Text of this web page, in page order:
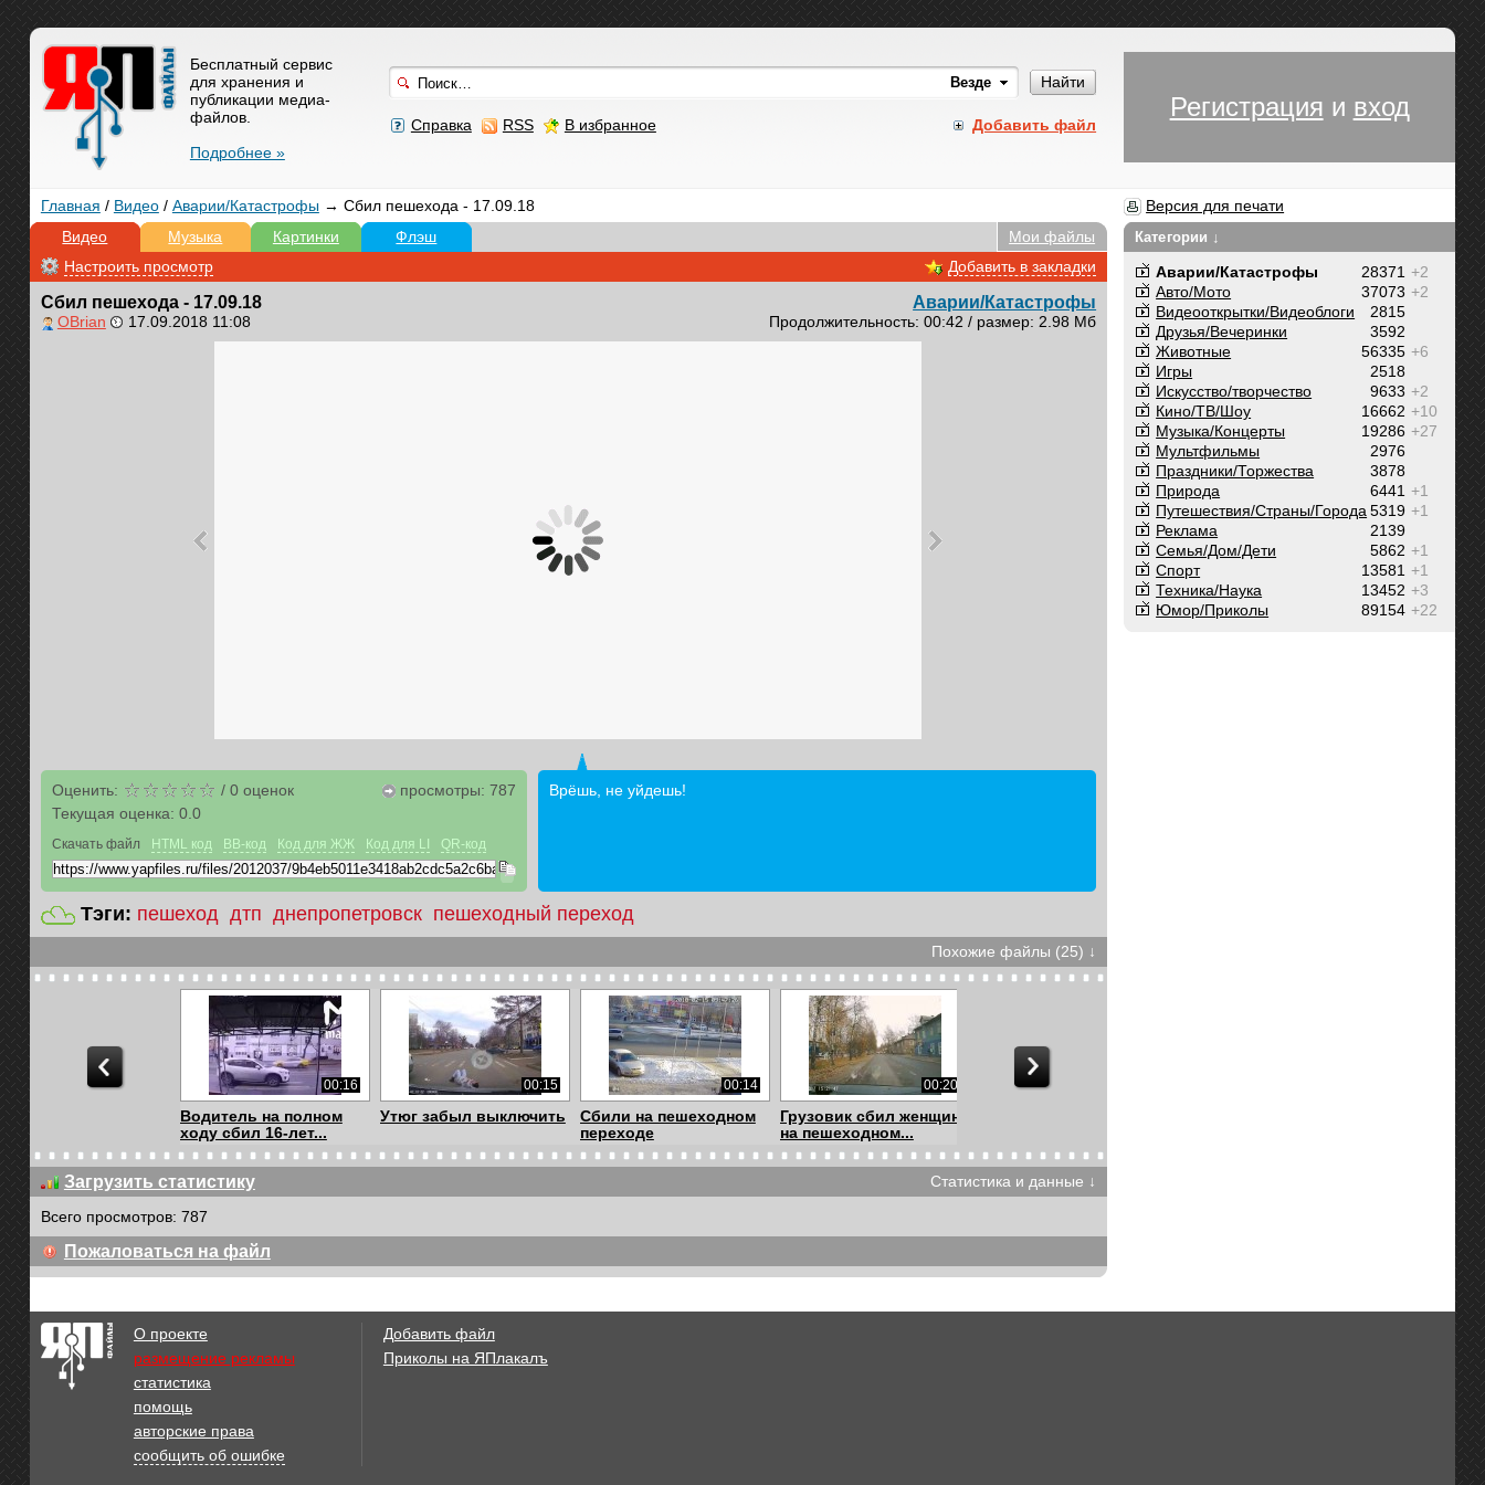
Найти
Добавить файл
Справка RSS В избранное
Бесплатный сервис
для хранения и
публикации медиа-
файлов.
Подробнее »
Регистрация и вход
Главная / Видео/ Аварии/Катастрофы→ Сбил пешехода - 17.09.18
Версия для печати
Видео
Музыка Картинки Флэш
Мои файлы
Настроить просмотр
Добавить в закладки
Сбил пешехода - 17.09.18
OBrian 17.09.2018 11:08
Аварии/Катастрофы
Продолжительность: 00:42 / размер: 2.98 Мб
Оценить: / 0оценок
Текущая оценка: 0.0
просмотры: 787
Скачать файл HTML код BB-код Код для ЖЖ Код для LI QR-код
Врёшь, не уйдешь!
Тэги: пешеход дтп днепропетровск пешеходный переход
Похожие файлы (25) ↓
00:16
Водитель на полном
ходу сбил 16-лет...
00:15
Утюг забыл выключить
00:14
Сбили на пешеходном
переходе
00:20
Грузовик сбил женщину
на пешеходном...
00:28
Девушка была сбита на
00:16
Сбил женщину на
00:31
Пешеходный переход
01:06
Наезд на пешехода
Отвлекся от дороги,
выскочил пешехо...
Загрузить статистику
Статистика и данные ↓
Всего просмотров: 787
Пожаловаться на файл
Категории ↓
+2
28371
Аварии/Катастрофы
+2
37073
Авто/Мото
2815
Видеооткрытки/Видеоблоги
3592
Друзья/Вечеринки
+6
56335
Животные
2518
Игры
+2
9633
Искусство/творчество
+10
16662
Кино/ТВ/Шоу
+27
19286
Музыка/Концерты
2976
Мультфильмы
3878
Праздники/Торжества
+1
6441
Природа
+1
5319
Путешествия/Cтраны/Города
2139
Реклама
+1
5862
Семья/Дом/Дети
+1
13581
Спорт
+3
13452
Техника/Наука
+22
89154
Юмор/Приколы
О проекте
размещение рекламы
статистика
помощь
авторские права
сообщить об ошибке
Добавить файл
Приколы на ЯПлакалъ